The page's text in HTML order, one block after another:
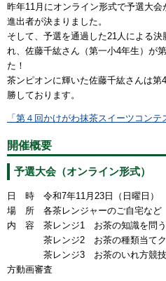
昨年11月にオンライン形式で予選大
進出者が決まりました。
そして、予選を通過した21人による
れ、佐藤千紘さん（第一小4年生）が
た！
茶ンピオンに輝いた佐藤千紘さんは
勝しております。
「第４回かけがわ抹茶スイーツコンテ
開催概要
予選大会（オンライン形式）
日 時 令和7年11月23日（日曜日）
場 所 各茶レンジャーのご自宅など
内 容 茶レンジ1 お茶の知識を問
茶レンジ2 お茶の種類当て
茶レンジ3 お茶のいれ方競
方動画審査